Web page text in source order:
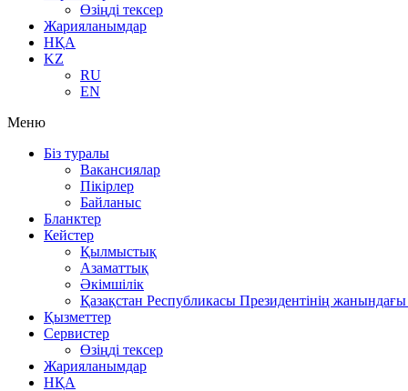
Өзіңді тексер
Жарияланымдар
НҚА
KZ
RU
EN
Меню
Біз туралы
Вакансиялар
Пікірлер
Байланыс
Бланктер
Кейстер
Қылмыстық
Азаматтық
Әкімшілік
Қазақстан Республикасы Президентінің
Қызметтер
Сервистер
Өзіңді тексер
Жарияланымдар
НҚА